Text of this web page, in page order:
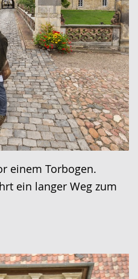
einem Torbogen.
ein langer Weg zum